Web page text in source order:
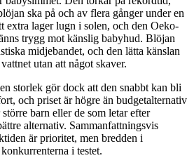
ska på och av flera gånger under en
extra lager lugn i solen, och den Oeko-
trygg mot känslig babyhud. Blöjan
midjebandet, och den lätta känslan
utan att något skaver.
storlek gör dock att den snabbt kan bli
och priset är högre än budgetalternativ
barn eller de som letar efter
alternativ. Sammanfattningsvis
är prioritet, men bredden i
i testet.